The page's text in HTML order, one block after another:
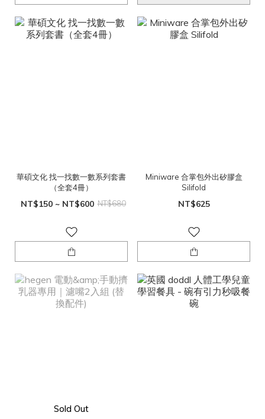
華碩文化 找一找數一數系列套書
（全套4冊）
NT$150 ~ NT$600 NT$680
Miniware 合掌包外出矽膠盒
Silifold
NT$625
Sold Out